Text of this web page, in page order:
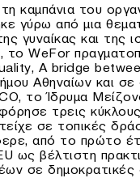
καμπάνια του
γύρω από μια
γυναίκας και της
το WeFor
A bridge
Αθηναίων και
το Ίδρυμα
τρεις
σε τοπικές
από το πρώτο
ως βέλτιστη
σε δημοκρατικές